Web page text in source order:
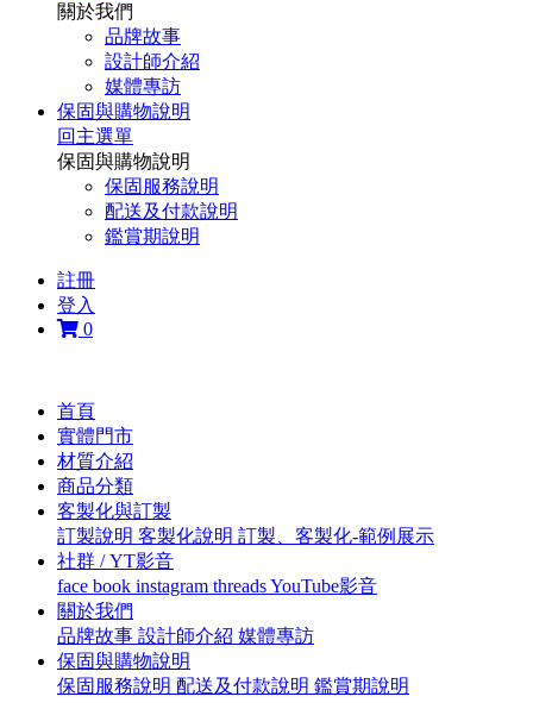
關於我們
品牌故事
設計師介紹
媒體專訪
保固與購物說明
回主選單
保固與購物說明
保固服務說明
配送及付款說明
鑑賞期說明
註冊
登入
0
首頁
實體門市
材質介紹
商品分類
客製化與訂製
訂製說明 客製化說明 訂製、客製化-範例展示
社群 / YT影音
face book instagram threadsYouTube影音
關於我們
品牌故事 設計師介紹 媒體專訪
保固與購物說明
保固服務說明 配送及付款說明 鑑賞期說明